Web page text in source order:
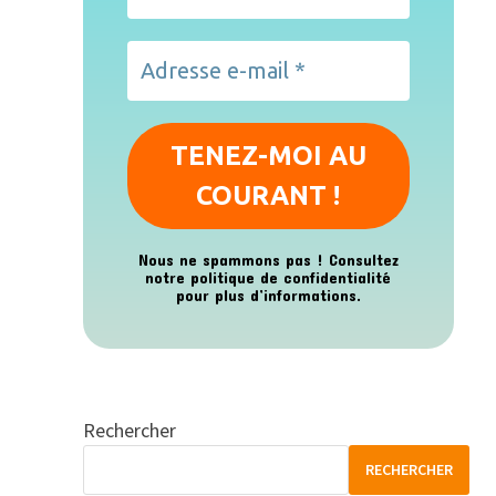
Nous ne spammons pas ! Consultez
notre politique de confidentialité
pour plus d’informations.
Rechercher
RECHERCHER